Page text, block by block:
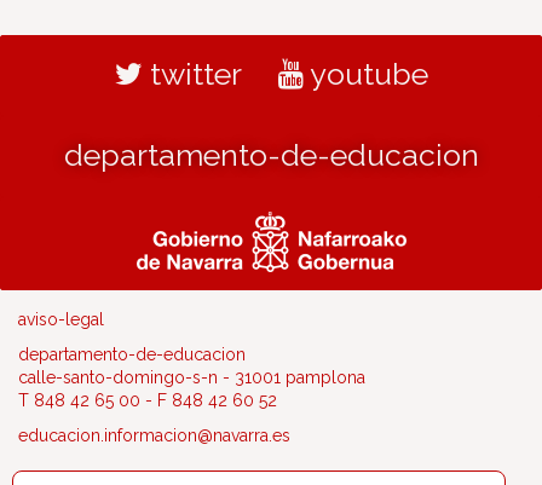
twitter youtube
departamento-de-educacion
aviso-legal
departamento-de-educacion
calle-santo-domingo-s-n - 31001 pamplona
T 848 42 65 00 - F 848 42 60 52
educacion.informacion@navarra.es